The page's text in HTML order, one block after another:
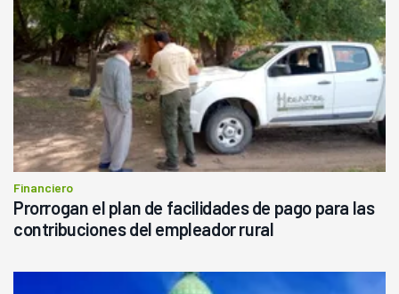
Financiero
Prorrogan el plan de facilidades de pago para las
contribuciones del empleador rural